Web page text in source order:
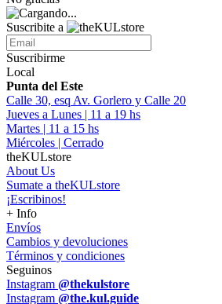
Suscribite a
Suscribirme
Local
Punta del Este
Calle 30, esq Av. Gorlero y Calle 20
Jueves a Lunes | 11 a 19 hs
Martes | 11 a 15 hs
Miércoles | Cerrado
theKULstore
About Us
Sumate a theKULstore
¡Escribinos!
+ Info
Envíos
Cambios y devoluciones
Términos y condiciones
Seguinos
Instagram @thekulstore
Instagram @the.kul.guide